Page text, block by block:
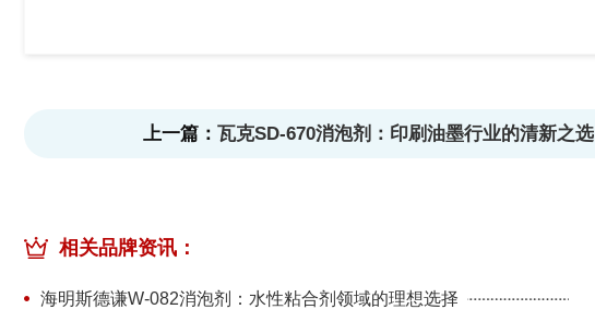
上一篇： 瓦克SD-670消泡剂：印刷油墨行业的清新之选
相关品牌资讯：
海明斯德谦W-082消泡剂：水性粘合剂领域的理想选择